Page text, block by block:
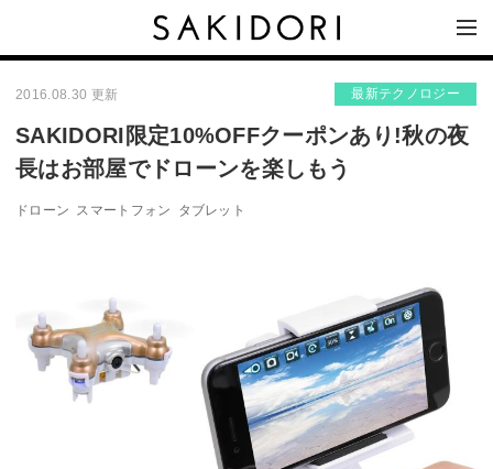
2016.08.30 更新 最新テクノロジー
SAKIDORI限定10%OFFクーポンあり!秋の夜
長はお部屋でドローンを楽しもう
ドローン スマートフォン タブレット